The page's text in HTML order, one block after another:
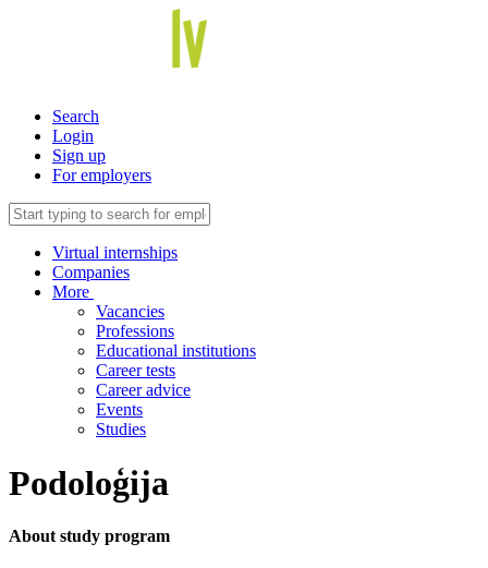
Search
Login
Sign up
For employers
Virtual internships
Companies
More
Vacancies
Professions
Educational institutions
Career tests
Career advice
Events
Studies
Podoloģija
About study program